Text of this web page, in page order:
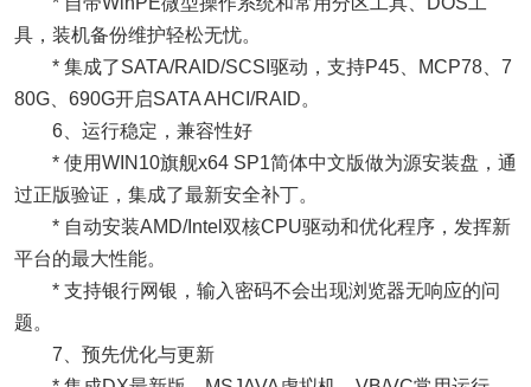
具，装机备份维护轻松无忧。
* 集成了SATA/RAID/SCSI驱动，支持P45、MCP78、7
80G、690G开启SATA AHCI/RAID。
6、运行稳定，兼容性好
* 使用WIN10旗舰x64 SP1简体中文版做为源安装盘，通
过正版验证，集成了最新安全补丁。
* 自动安装AMD/Intel双核CPU驱动和优化程序，发挥新
平台的最大性能。
* 支持银行网银，输入密码不会出现浏览器无响应的问
题。
7、预先优化与更新